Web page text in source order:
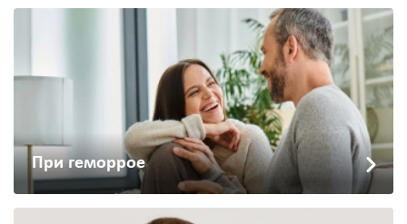
При геморрое